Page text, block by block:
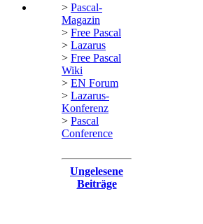
> Pascal-
Magazin
> Free Pascal
> Lazarus
> Free Pascal
Wiki
> EN Forum
> Lazarus-
Konferenz
> Pascal
Conference
Ungelesene
Beiträge